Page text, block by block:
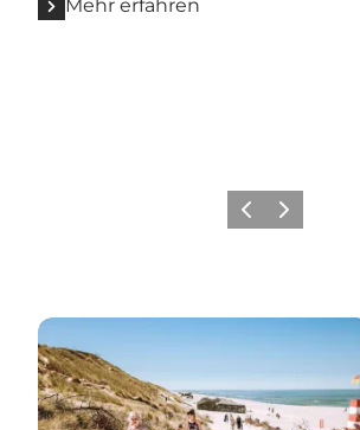
Mehr erfahren
ZurückWeiter
Søndervig